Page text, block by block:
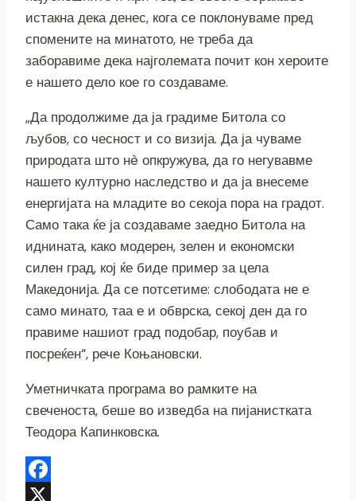
истакна дека денес, кога се поклонуваме пред
спомените на минатото, не треба да
заборавиме дека најголемата почит кон хероите
е нашето дело кое го создаваме.
„Да продолжиме да ја градиме Битола со
љубов, со чесност и со визија. Да ја чуваме
природата што нè опкружува, да го негувавме
нашето културно наследство и да ја внесеме
енергијата на младите во секоја пора на градот.
Само така ќе ја создаваме заедно Битола на
иднината, како модерен, зелен и економски
силен град, кој ќе биде пример за цела
Македонија. Да се потсетиме: слободата не е
само минато, таа е и обврска, секој ден да го
правиме нашиот град подобар, поубав и
посреќен“, рече Коњановски.
Уметничката програма во рамките на
свеченоста, беше во изведба на пијанистката
Теодора Капинковска.
Facebook